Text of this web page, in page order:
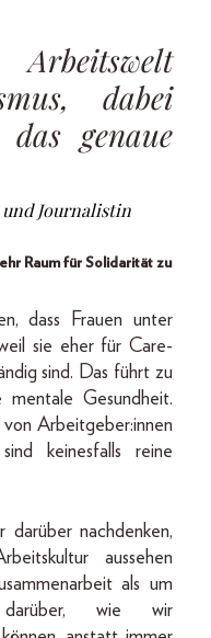
Arbeitswelt
dabei
genaue
und Journalistin
Raum für Solidarität zu
dass Frauen unter
sie eher für Care-
sind. Das führt zu
Gesundheit.
von Arbeitgeber:innen
keinesfalls reine
nachdenken,
aussehen
als um
wie wir